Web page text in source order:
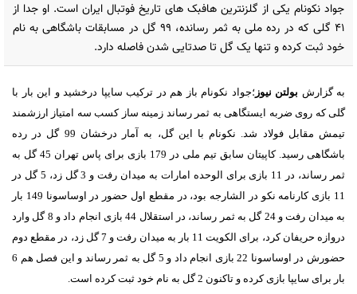
جواد نکونام یکی از گلزنترین هافبک های تاریخ فوتبال ایران است. او جدا از
41 گلی که در رده ملی به ثمر رسانده، 99 گل در مسابقات باشگاهی به نام
خود ثبت کرده و تنها یک گل تا صدتایی شدن فاصله دارد.
به گزارش بولتن نیوز ؛جواد نکونام باز هم در ترکیب سایپا درخشید و این بار با
گلی که روی ضربه ایستگاهی به ثمر رساند زمینه ساز کسب سه امتیاز ارزشمند
تیمش مقابل فولاد شد. نکونام با این گل، به آمار درخشان 99 گل در رده
باشگاهی رسید. کاپیتان سابق تیم ملی در 179 بازی برای پاس تهران 45 گل به
ثمر رساند، در 11 بازی برای الوحده امارات به میدان رفت و 3 گل زد، 5 گل در
11 بازی کارنامه نکو در الشارجه بود، در مقطع اول حضور در اوساسونا 149 بار
به میدان رفت و 24 گل به ثمر رساند، در استقلال 44 بازی انجام داد و 8 گل وارد
دروازه حریفان کرد، برای الکویت 11 بار به میدان رفت و 7 گل زد، در مقطع دوم
حضورش در اوساسونا 22 بازی انجام داد و 5 گل به ثمر رساند و این فصل هم 6
بار برای سایپا بازی کرده و تاکنون 2 گل به نام خود ثبت کرده است.